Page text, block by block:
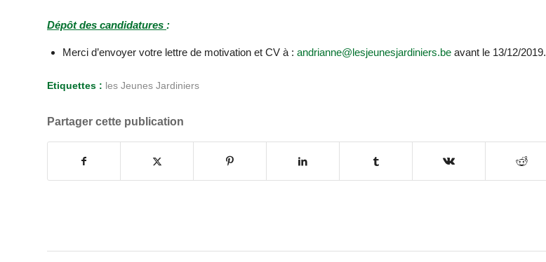
Dépôt des candidatures :
Merci d’envoyer votre lettre de motivation et CV à : andrianne@lesjeunesjardiniers.be avant le 13/12/2019.
Etiquettes : les Jeunes Jardiniers
Partager cette publication